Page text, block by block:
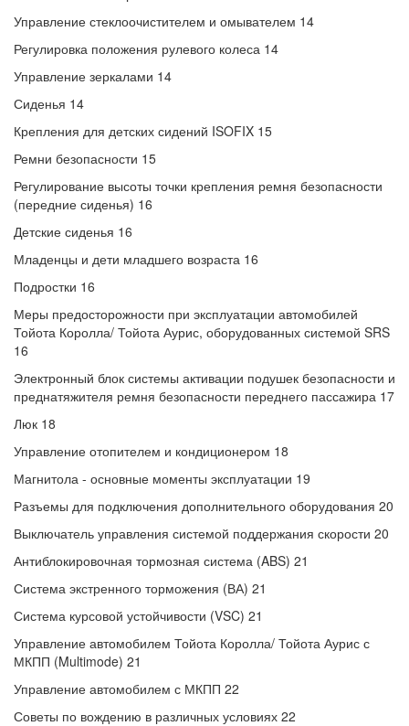
Управление стеклоочистителем и омывателем 14
Регулировка положения рулевого колеса 14
Управление зеркалами 14
Сиденья 14
Крепления для детских сидений ISOFIX 15
Ремни безопасности 15
Регулирование высоты точки крепления ремня безопасности
(передние сиденья) 16
Детские сиденья 16
Младенцы и дети младшего возраста 16
Подростки 16
Меры предосторожности при эксплуатации автомобилей
Тойота Королла/ Тойота Аурис, оборудованных системой SRS
16
Электронный блок системы активации подушек безопасности и
преднатяжителя ремня безопасности переднего пассажира 17
Люк 18
Управление отопителем и кондиционером 18
Магнитола - основные моменты эксплуатации 19
Разъемы для подключения дополнительного оборудования 20
Выключатель управления системой поддержания скорости 20
Антиблокировочная тормозная система (ABS) 21
Система экстренного торможения (ВА) 21
Система курсовой устойчивости (VSC) 21
Управление автомобилем Тойота Королла/ Тойота Аурис с
МКПП (Multimode) 21
Управление автомобилем с МКПП 22
Советы по вождению в различных условиях 22